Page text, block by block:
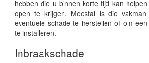
hebben die u binnen korte tijd kan
open te krijgen. Meestal is die
eventuele schade te herstellen of om
te installeren.
Inbraakschade